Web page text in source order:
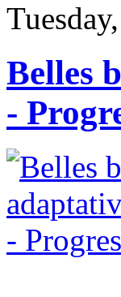
Belles
-